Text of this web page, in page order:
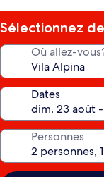
Sélectionnez
Où allez-
Dates
Personnes